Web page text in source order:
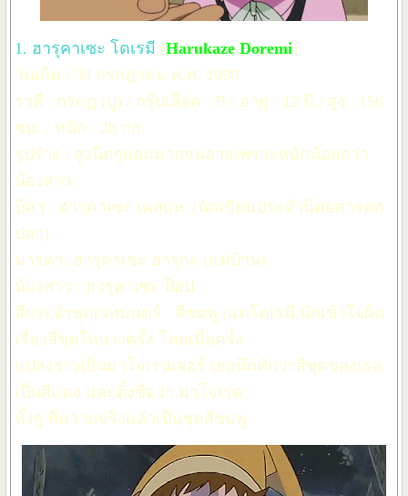
1. ฮารุคาเซะ โดเรมี (Harukaze Doremi)
วันเกิด : 30 กรกฎาคม ค.ศ. 1990
ราศี : กรกฏ (ปู) / กรุ๊ปเลือด : B / อายุ : 12 ปี / สูง : 156
ซม. / หนัก : 28 กก.
รูปร่าง : สูงนิดๆผอมมากจนอายเพราะหนักน้อยกว่า
น้องสาว
บิดา : ฮารุคาเซะ เคสุเกะ (นักเขียนประจำนิตยสารตก
ปลา)
มารดา: ฮารุคาเซะ ฮารุกะ (แม่บ้าน)
น้องสาว : ฮารุคาเซะ ป๊อป
สีประจำชุดเวทมนตร์ : สีชมพู (แต่โดเรมี มักเข้าใจผิด
เรื่องสีชุดในบางครั้ง โดยเมื่อครั้ง
แปลงร่างเป็นมาโจเรนเจอร์ เธอทึกทักว่าสีชุดของเธอ
เป็นสีแดง และตั้งชื่อว่า มาโจเรด
ทั้งๆ ที่ความจริงแล้วเป็นชุดสีชมพู